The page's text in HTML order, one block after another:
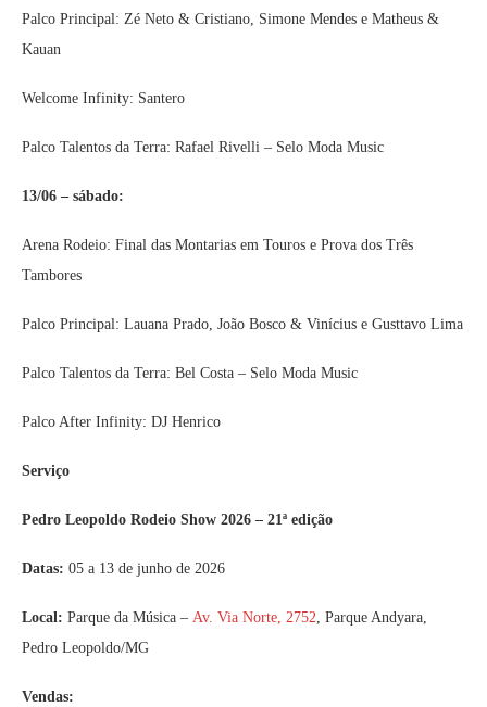
Palco Principal: Zé Neto & Cristiano, Simone Mendes e Matheus &
Kauan
Welcome Infinity: Santero
Palco Talentos da Terra: Rafael Rivelli – Selo Moda Music
13/06 – sábado:
Arena Rodeio: Final das Montarias em Touros e Prova dos Três
Tambores
Palco Principal: Lauana Prado, João Bosco & Vinícius e Gusttavo Lima
Palco Talentos da Terra: Bel Costa – Selo Moda Music
Palco After Infinity: DJ Henrico
Serviço
Pedro Leopoldo Rodeio Show 2026 – 21ª edição
Datas: 05 a 13 de junho de 2026
Local: Parque da Música – Av. Via Norte, 2752 , Parque Andyara,
Pedro Leopoldo/MG
Vendas: